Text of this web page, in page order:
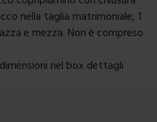
nella taglia matrimoniale, 1
e mezza. Non è compreso
nel box dettagli